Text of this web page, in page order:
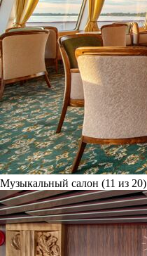
Музыкальный салон (11 из 20)